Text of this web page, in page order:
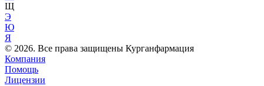
Щ
Э
Ю
Я
© 2026. Все права защищены Курганфармация
Компания
Помощь
Лицензии